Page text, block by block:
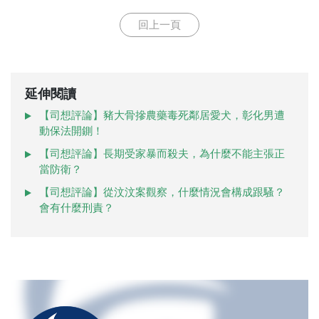
回上一頁
延伸閱讀
【司想評論】豬大骨摻農藥毒死鄰居愛犬，彰化男遭
動保法開鍘！
【司想評論】長期受家暴而殺夫，為什麼不能主張正
當防衛？
【司想評論】從汶汶案觀察，什麼情況會構成跟騷？
會有什麼刑責？